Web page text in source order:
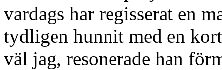
vardags har regisserat en
tydligen hunnit med en
väl jag, resonerade han